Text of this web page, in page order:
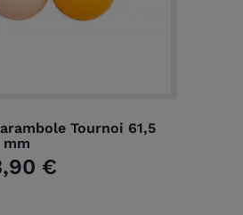
Tournoi 61,5
mm
€